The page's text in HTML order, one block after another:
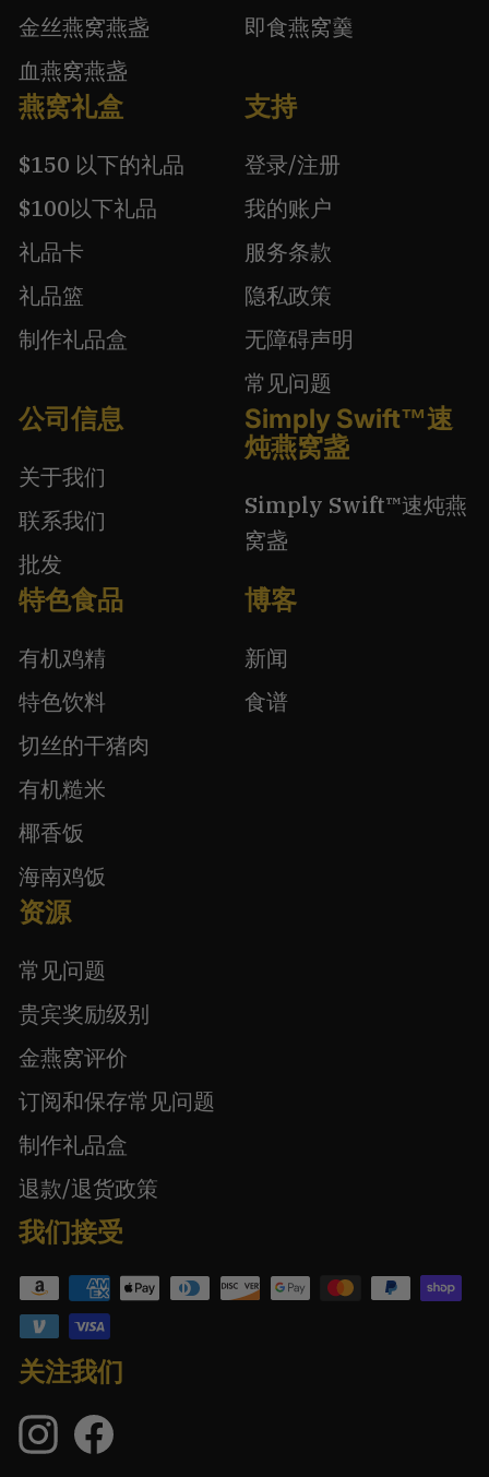
金丝燕窝燕盏
血燕窝燕盏
即食燕窝羹
燕窝礼盒
$150 以下的礼品
$100以下礼品
礼品卡
礼品篮
制作礼品盒
支持
登录/注册
我的账户
服务条款
隐私政策
无障碍声明
常见问题
公司信息
关于我们
联系我们
批发
Simply Swift™速
炖燕窝盏
Simply Swift™速炖燕
窝盏
特色食品
有机鸡精
特色饮料
切丝的干猪肉
有机糙米
椰香饭
海南鸡饭
博客
新闻
食谱
资源
常见问题
贵宾奖励级别
金燕窝评价
订阅和保存常见问题
制作礼品盒
退款/退货政策
我们接受
关注我们
Instagram
在